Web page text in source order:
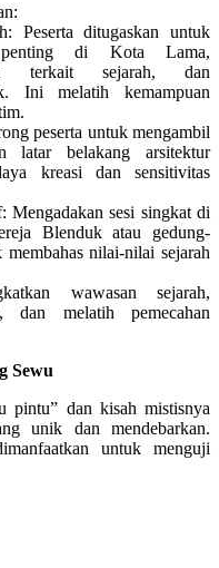
Peserta ditugaskan untuk
di Kota Lama,
terkait sejarah, dan
Ini melatih kemampuan
peserta untuk mengambil
latar belakang arsitektur
kreasi dan sensitivitas
Mengadakan sesi singkat di
Blenduk atau gedung-
nilai-nilai sejarah
wawasan sejarah,
dan melatih pemecahan
Sewu
pintu” dan kisah mistisnya
unik dan mendebarkan.
untuk menguji